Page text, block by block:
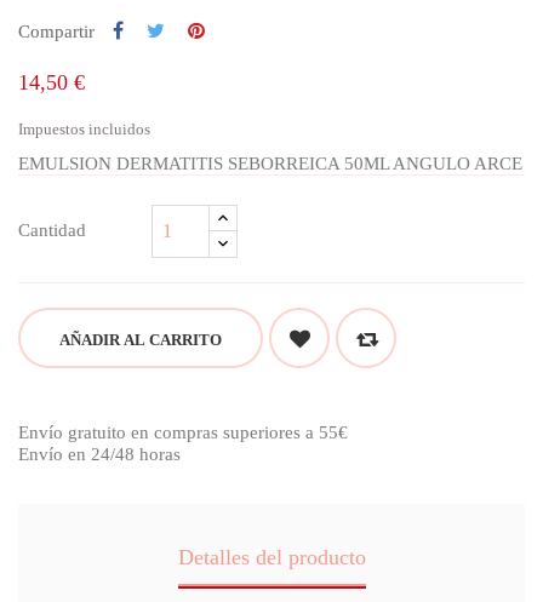
Compartir
14,50 €
Impuestos incluidos
EMULSION DERMATITIS SEBORREICA 50ML ANGULO ARCE
Cantidad
AÑADIR AL CARRITO
Envío gratuito en compras superiores a 55€
Envío en 24/48 horas
Detalles del producto